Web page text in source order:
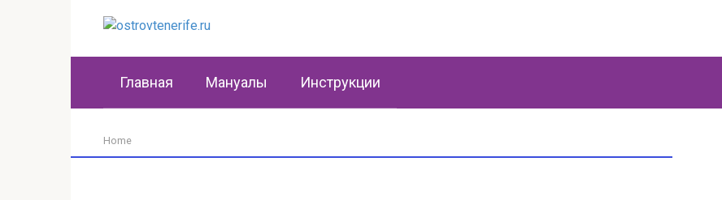
Главная Мануалы Инструкции
Home